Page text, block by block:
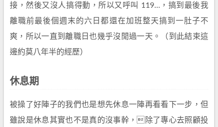
接，然後又沒人搞得動，所以又呼叫 119…，搞到最後我
離職前最後個週末的六日都還在加班整天搞到一肚子不
爽，所以一直到離職日也幾乎沒閒過一天。（到此結束這
邊約莫八年半的經歷）
休息期
被操了好陣子的我們也是想先休息一陣再看看下一步，但
雖說是休息其實也不是真的沒事幹，除了專心去照顧投